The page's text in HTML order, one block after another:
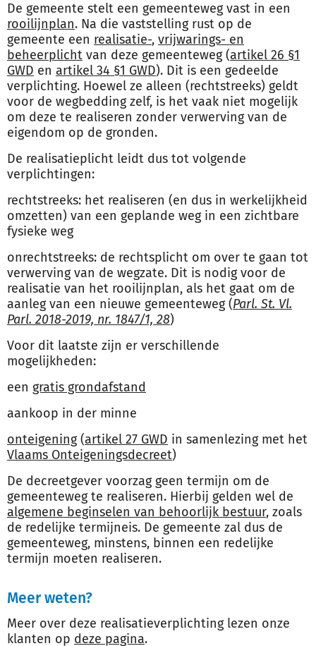
De gemeente stelt een gemeenteweg vast in een
rooilijnplan. Na die vaststelling rust op de
gemeente een realisatie-, vrijwarings- en
beheerplicht van deze gemeenteweg (artikel 26 §1
GWD en artikel 34 §1 GWD). Dit is een gedeelde
verplichting. Hoewel ze alleen (rechtstreeks) geldt
voor de wegbedding zelf, is het vaak niet mogelijk
om deze te realiseren zonder verwerving van de
eigendom op de gronden.
De realisatieplicht leidt dus tot volgende
verplichtingen:
rechtstreeks: het realiseren (en dus in werkelijkheid
omzetten) van een geplande weg in een zichtbare
fysieke weg
onrechtstreeks: de rechtsplicht om over te gaan tot
verwerving van de wegzate. Dit is nodig voor de
realisatie van het rooilijnplan, als het gaat om de
aanleg van een nieuwe gemeenteweg (Parl. St. Vl.
Parl. 2018-2019, nr. 1847/1, 28)
Voor dit laatste zijn er verschillende
mogelijkheden:
een gratis grondafstand
aankoop in der minne
onteigening(artikel 27 GWD in samenlezing met het
Vlaams Onteigeningsdecreet)
De decreetgever voorzag geen termijn om de
gemeenteweg te realiseren. Hierbij gelden wel de
algemene beginselen van behoorlijk bestuur, zoals
de redelijke termijneis. De gemeente zal dus de
gemeenteweg, minstens, binnen een redelijke
termijn moeten realiseren.
Meer weten?
Meer over deze realisatieverplichting lezen onze
klanten op deze pagina.